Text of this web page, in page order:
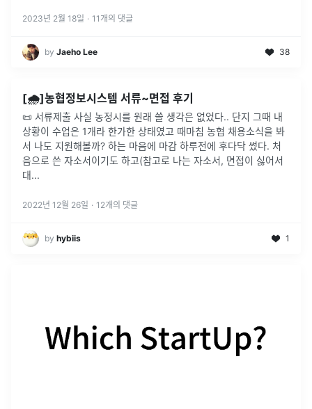
2023년 2월 18일 · 11 개의 댓글
by Jaeho Lee 38
[🌧️]농협정보시스템 서류~면접 후기
📜 서류제출 사실 농정시를 원래 쓸 생각은 없었다.. 단지 그때 내
상황이 수업은 1개라 한가한 상태였고 때마침 농협 채용소식을 봐
서 나도 지원해볼까? 하는 마음에 마감 하루전에 후다닥 썼다. 처
음으로 쓴 자소서이기도 하고(참고로 나는 자소서, 면접이 싫어서
대...
2022년 12월 26일 · 12개의 댓글
by hybiis 1